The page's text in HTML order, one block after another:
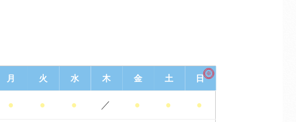
月 火 水 木 金 土 日
※
● ● ● ／ ● ● ●